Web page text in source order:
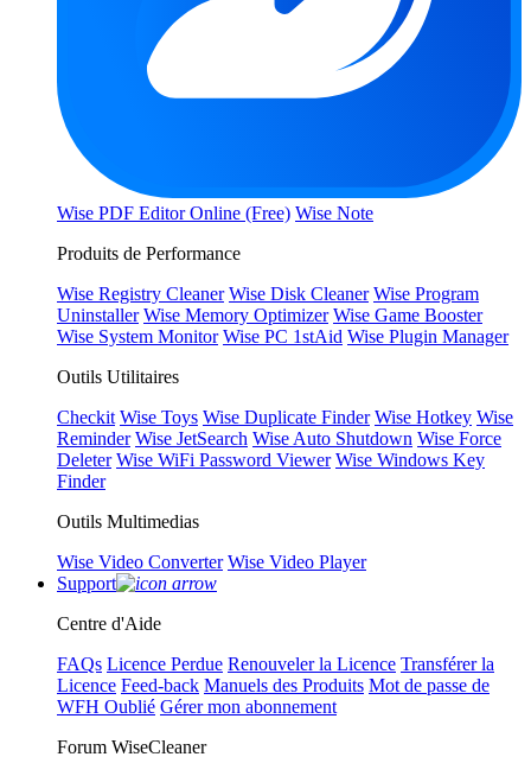
Wise PDF Editor Online (Free) Wise Note
Produits de Performance
Wise Registry Cleaner Wise Disk Cleaner Wise Program
Uninstaller Wise Memory Optimizer Wise Game Booster
Wise System Monitor Wise PC 1stAid Wise Plugin Manager
Outils Utilitaires
Checkit Wise Toys Wise Duplicate Finder Wise Hotkey Wise
Reminder Wise JetSearch Wise Auto Shutdown Wise Force
Deleter Wise WiFi Password Viewer Wise Windows Key
Finder
Outils Multimedias
Wise Video Converter Wise Video Player
Support
Centre d'Aide
FAQs Licence Perdue Renouveler la Licence Transférer la
Licence Feed-back Manuels des Produits Mot de passe de
WFH Oublié Gérer mon abonnement
Forum WiseCleaner